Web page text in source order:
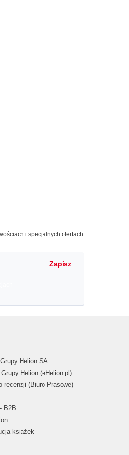
i specjalnych ofertach
Zapisz
Helion SA
Helion (eHelion.pl)
recenzji (Biuro Prasowe)
B2B
książek